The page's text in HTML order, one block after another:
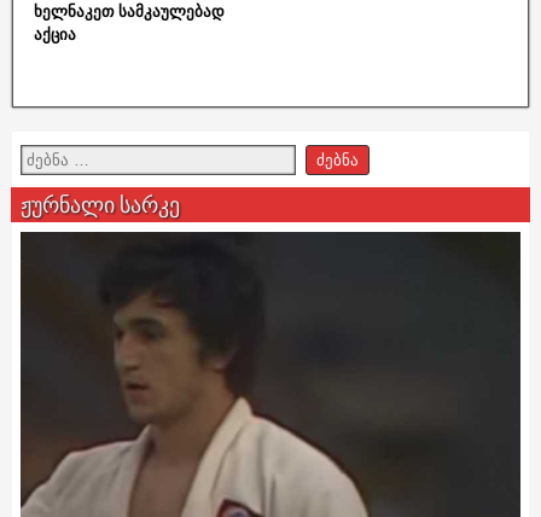
ხელნაკეთ სამკაულებად
აქცია
ჟურნალი სარკე